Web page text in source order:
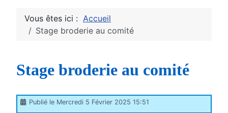
Vous êtes ici : Accueil
Stage broderie au comité
Stage broderie au comité
Publié le Mercredi 5 Février 2025 15:51